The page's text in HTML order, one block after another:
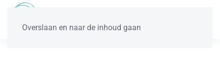
Overslaan en naar de inhoud gaan